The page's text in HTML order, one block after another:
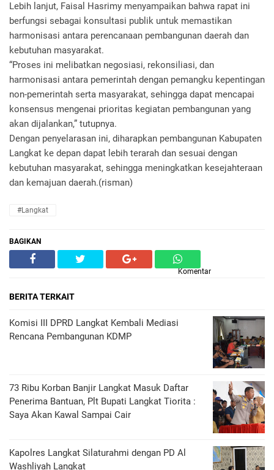
Lebih lanjut, Faisal Hasrimy menyampaikan bahwa rapat ini
berfungsi sebagai konsultasi publik untuk memastikan
harmonisasi antara perencanaan pembangunan daerah dan
kebutuhan masyarakat.
“Proses ini melibatkan negosiasi, rekonsiliasi, dan
harmonisasi antara pemerintah dengan pemangku kepentingan
non-pemerintah serta masyarakat, sehingga dapat mencapai
konsensus mengenai prioritas kegiatan pembangunan yang
akan dijalankan,” tutupnya.
Dengan penyelarasan ini, diharapkan pembangunan Kabupaten
Langkat ke depan dapat lebih terarah dan sesuai dengan
kebutuhan masyarakat, sehingga meningkatkan kesejahteraan
dan kemajuan daerah.(risman)
#Langkat
BAGIKAN
Komentar
BERITA TERKAIT
Komisi III DPRD Langkat Kembali Mediasi
Rencana Pembangunan KDMP
73 Ribu Korban Banjir Langkat Masuk Daftar
Penerima Bantuan, Plt Bupati Langkat Tiorita :
Saya Akan Kawal Sampai Cair
Kapolres Langkat Silaturahmi dengan PD Al
Washliyah Langkat